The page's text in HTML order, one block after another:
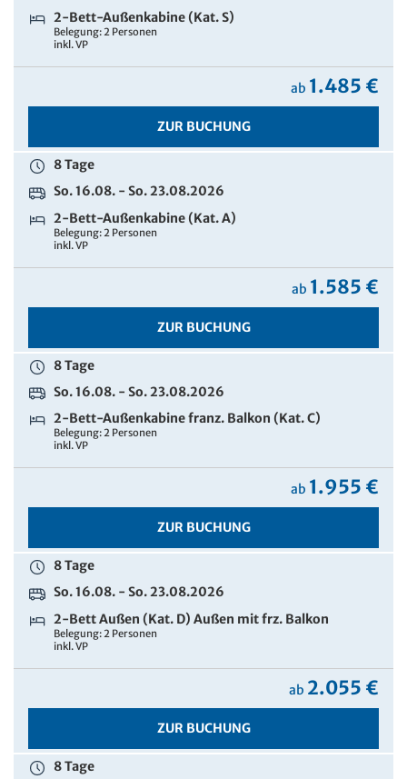
Belegung: 1 Person
inkl. VP
2.875 €
8 Tage
Belegung: 1 Person
inkl. VP
3.075 €
2-Bett-Außenkabine (Kat. S)
Belegung: 2 Personen
inkl. VP
ab 1.485 €
ZUR BUCHUNG
8 Tage
So. 16.08. - So. 23.08.2026
2-Bett-Außenkabine (Kat. A)
Belegung: 2 Personen
inkl. VP
ab 1.585 €
ZUR BUCHUNG
8 Tage
So. 16.08. - So. 23.08.2026
2-Bett-Außenkabine franz. Balkon (Kat. C)
Belegung: 2 Personen
inkl. VP
ab 1.955 €
ZUR BUCHUNG
8 Tage
So. 16.08. - So. 23.08.2026
2-Bett Außen (Kat. D) Außen mit frz. Balkon
Belegung: 2 Personen
inkl. VP
ab 2.055 €
ZUR BUCHUNG
8 Tage